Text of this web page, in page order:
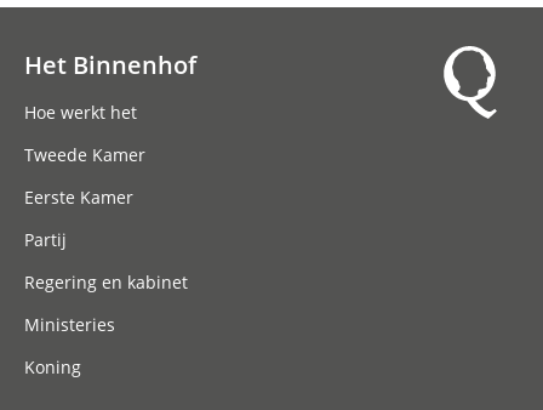
Het Binnenhof
Hoe werkt het
Tweede Kamer
Eerste Kamer
Partij
Regering en kabinet
Ministeries
Koning